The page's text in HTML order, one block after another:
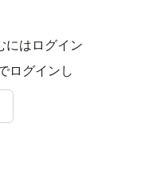
にはログイン
ログインし